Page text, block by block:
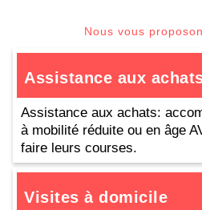
Nous vous
Assistance aux
Assistance aux achats:
à mobilité réduite ou en âge
faire leurs courses.
Visites à domicile